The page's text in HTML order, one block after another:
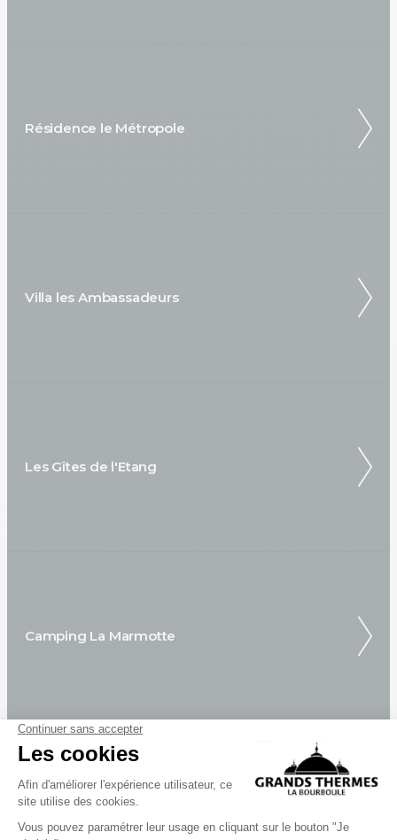
Résidence le Métropole
Villa les Ambassadeurs
Les Gîtes de l'Etang
Camping La Marmotte
Camping Les Clarines